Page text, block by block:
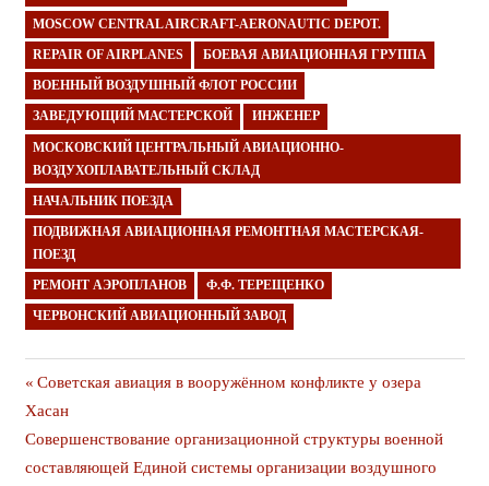
MOSCOW CENTRAL AIRCRAFT-AERONAUTIC DEPOT.
REPAIR OF AIRPLANES БОЕВАЯ АВИАЦИОННАЯ ГРУППА
ВОЕННЫЙ ВОЗДУШНЫЙ ФЛОТ РОССИИ
ЗАВЕДУЮЩИЙ МАСТЕРСКОЙ ИНЖЕНЕР
МОСКОВСКИЙ ЦЕНТРАЛЬНЫЙ АВИАЦИОННО-
ВОЗДУХОПЛАВАТЕЛЬНЫЙ СКЛАД
НАЧАЛЬНИК ПОЕЗДА
ПОДВИЖНАЯ АВИАЦИОННАЯ РЕМОНТНАЯ МАСТЕРСКАЯ-
ПОЕЗД
РЕМОНТ АЭРОПЛАНОВ Ф.Ф. ТЕРЕЩЕНКО
ЧЕРВОНСКИЙ АВИАЦИОННЫЙ ЗАВОД
Навигация
по
записям
Предыдущая
публикация
Советская авиация в вооружённом конфликте у озера
Хасан
Следующая
публикация
Совершенствование организационной структуры военной
составляющей Единой системы организации воздушного